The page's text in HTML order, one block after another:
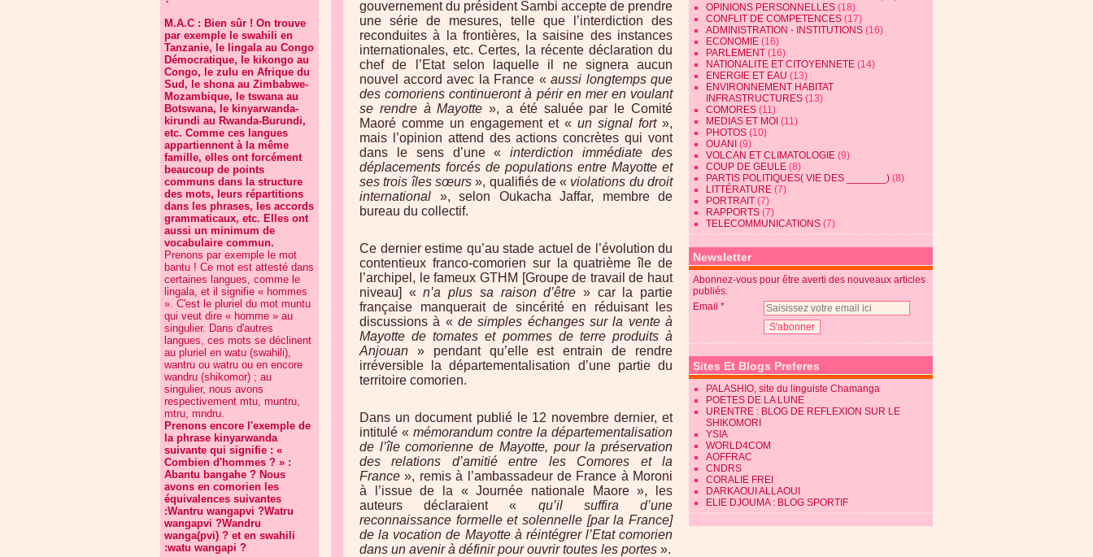
M.A.C : Bien sûr ! On trouve
par exemple le swahili en
Tanzanie, le lingala au Congo
Démocratique, le kikongo au
Congo, le zulu en Afrique du
Sud, le shona au Zimbabwe-
Mozambique, le tswana au
Botswana, le kinyarwanda-
kirundi au Rwanda-Burundi,
etc. Comme ces langues
appartiennent à la même
famille, elles ont forcément
beaucoup de points
communs dans la structure
des mots, leurs répartitions
dans les phrases, les accords
grammaticaux, etc. Elles ont
aussi un minimum de
vocabulaire commun.
Prenons par exemple le mot
bantu ! Ce mot est attesté dans
certaines langues, comme le
lingala, et il signifie « hommes
». C'est le pluriel du mot muntu
qui veut dire « homme » au
singulier. Dans d'autres
langues, ces mots se déclinent
au pluriel en watu (swahili),
wantru ou watru ou en encore
wandru (shikomor) ; au
singulier, nous avons
respectivement mtu, muntru,
mtru, mndru.
Prenons encore l'exemple de
la phrase kinyarwanda
suivante qui signifie : «
Combien d'hommes ? » :
Abantu bangahe ? Nous
avons en comorien les
équivalences suivantes
:Wantru wangapvi ?Watru
wangapvi ?Wandru
wanga(pvi) ? et en swahili
:watu wangapi ?
gouvernement du président Sambi accepte de prendre
une série de mesures, telle que l’interdiction des
reconduites à la frontières, la saisine des instances
internationales, etc. Certes, la récente déclaration du
chef de l’Etat selon laquelle il ne signera aucun
nouvel accord avec la France « aussi longtemps que
des comoriens continueront à périr en mer en voulant
se rendre à Mayotte », a été saluée par le Comité
Maoré comme un engagement et « un signal fort»,
mais l’opinion attend des actions concrètes qui vont
dans le sens d’une «interdiction immédiate des
déplacements forcés de populations entre Mayotte et
ses trois îles sœurs», qualifiés de « violations du droit
international », selon Oukacha Jaffar, membre de
bureau du collectif.
Ce dernier estime qu’au stade actuel de l’évolution du
contentieux franco-comorien sur la quatrième île de
l’archipel, le fameux GTHM [Groupe de travail de haut
niveau] «n’a plus sa raison d’être » car la partie
française manquerait de sincérité en réduisant les
discussions à « de simples échanges sur la vente à
Mayotte de tomates et pommes de terre produits à
Anjouan » pendant qu’elle est entrain de rendre
irréversible la départementalisation d’une partie du
territoire comorien.
Dans un document publié le 12 novembre dernier, et
intitulé « mémorandum contre la départementalisation
de l’île comorienne de Mayotte, pour la préservation
des relations d’amitié entre les Comores et la
France », remis à l’ambassadeur de France à Moroni
à l’issue de la « Journée nationale Maore », les
auteurs déclaraient « qu’il suffira d’une
reconnaissance formelle et solennelle [par la France]
de la vocation de Mayotte à réintégrer l’Etat comorien
dans un avenir à définir pour ouvrir toutes les portes ».
OPINIONS PERSONNELLES (18)
CONFLIT DE COMPETENCES (17)
ADMINISTRATION - INSTITUTIONS (16)
ECONOMIE (16)
PARLEMENT (16)
NATIONALITE ET CITOYENNETE (14)
ENERGIE ET EAU (13)
ENVIRONNEMENT HABITAT
INFRASTRUCTURES (13)
COMORES (11)
MEDIAS ET MOI (11)
PHOTOS (10)
OUANI (9)
VOLCAN ET CLIMATOLOGIE (9)
COUP DE GEULE (8)
PARTIS POLITIQUES( VIE DES _______) (8)
LITTÉRATURE (7)
PORTRAIT (7)
RAPPORTS (7)
TELECOMMUNICATIONS (7)
Newsletter
Abonnez-vous pour être averti des nouveaux articles
publiés.
Email
Sites Et Blogs Preferes
PALASHIO, site du linguiste Chamanga
POETES DE LA LUNE
URENTRE : BLOG DE REFLEXION SUR LE
SHIKOMORI
YSIA
WORLD4COM
AOFFRAC
CNDRS
CORALIE FREI
DARKAOUI ALLAOUI
ELIE DJOUMA : BLOG SPORTIF